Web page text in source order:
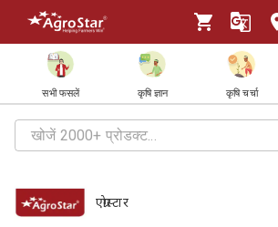
सभी फसलें कृषि ज्ञान कृषि चर्चा
एग्रोस्टार